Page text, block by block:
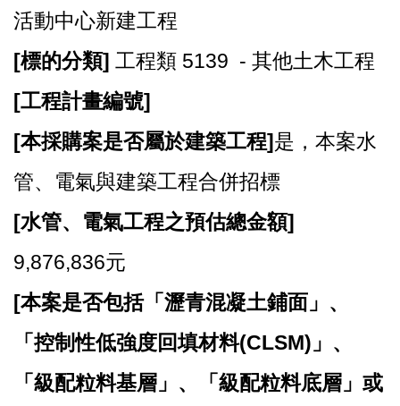
首
頁
網
站
導
覽
市
政
信
箱
常
見
問
題
桃
活動中心新建工程
[標的分類] 工程類 5139 - 其他土木工程
[工程計畫編號]
[本採購案是否屬於建築工程]是，本案水
管、電氣與建築工程合併招標
[水管、電氣工程之預估總金額]
9,876,836元
[本案是否包括「瀝青混凝土鋪面」、
「控制性低強度回填材料(CLSM)」、
「級配粒料基層」、「級配粒料底層」或